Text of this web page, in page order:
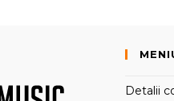
Detalii